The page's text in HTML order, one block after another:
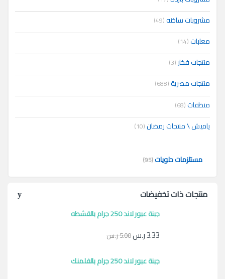
مشروبات ساخنه(49)
معلبات(14)
منتجات فخار(3)
منتجات مصرية(688)
منظفات(68)
ياميش \ منتجات رمضان(10)
مستلزمات حلويات(95)
منتجات ذات تخفيضات
جبنة عبور لاند 250 جرام بالقشطه
3.33ر.س5.00ر.س
جبنة عبور لاند 250 جرام بالفلمنك